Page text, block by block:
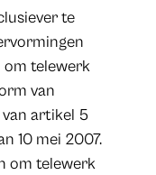
te
om telewerk
van
van artikel 5
10 mei 2007.
om telewerk